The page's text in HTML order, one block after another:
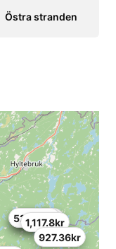
Östra stranden
927.36kr
529.92kr
1,117.8kr
521.64kr
521.64kr